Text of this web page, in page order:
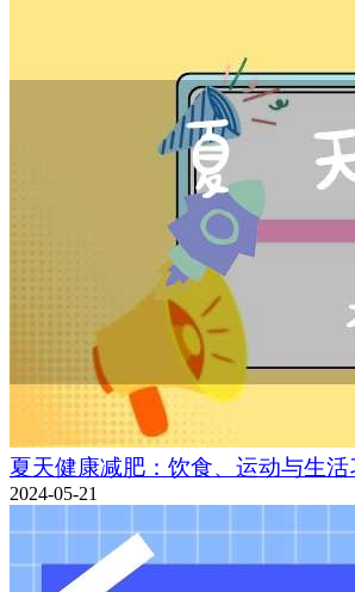
夏天健康减肥：饮食、运动与生
2024-05-21